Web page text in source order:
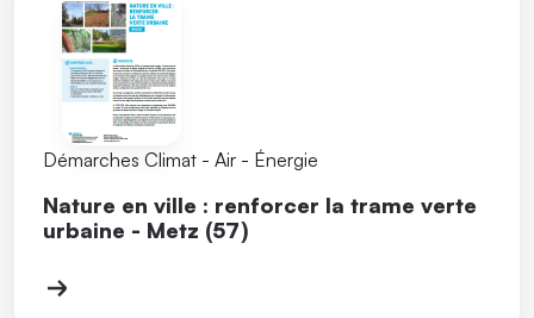
Démarches Climat - Air - Énergie
Nature en ville : renforcer la trame verte
urbaine - Metz (57)